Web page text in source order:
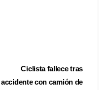
Ciclista fallece tras
accidente con camión de